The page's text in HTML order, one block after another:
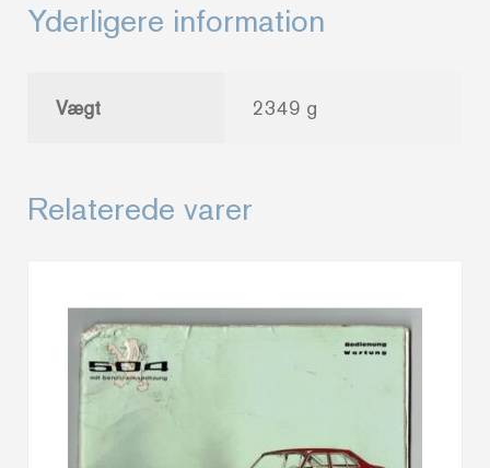
Yderligere information
Vægt 2349 g
Relaterede varer